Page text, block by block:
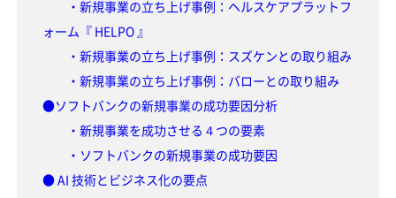
・新規事業の立ち上げ事例：ヘルスケアプラットフ
ォーム『 HELPO 』
・新規事業の立ち上げ事例：スズケンとの取り組み
・新規事業の立ち上げ事例：バローとの取り組み
●ソフトバンクの新規事業の成功要因分析
・新規事業を成功させる４つの要素
・ソフトバンクの新規事業の成功要因
● AI 技術とビジネス化の要点